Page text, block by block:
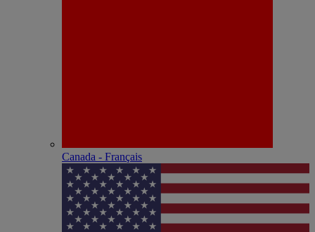
Canada - Français